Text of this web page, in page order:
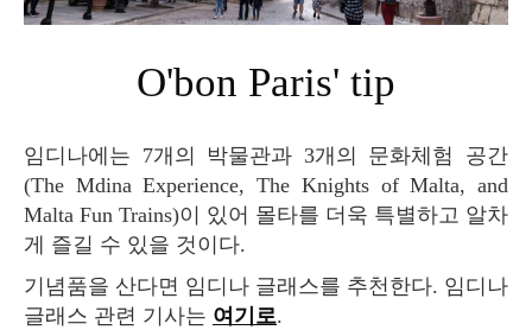
O'bon Paris' tip
임디나에는 7개의 박물관과 3개의 문화체험 공간
(The Mdina Experience, The Knights of Malta, and
Malta Fun Trains)이 있어 몰타를 더욱 특별하고 알차
게 즐길 수 있을 것이다.
기념품을 산다면 임디나 글래스를 추천한다. 임디나
글래스 관련 기사는 여기로.